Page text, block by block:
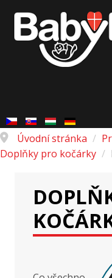
Úvodní stránka /
Doplňky pro kočárky /